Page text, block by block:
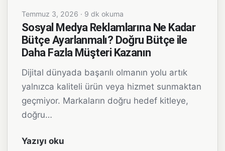
Temmuz 3, 2026 · 9 dk okuma
Sosyal Medya Reklamlarına Ne Kadar
Bütçe Ayarlanmalı? Doğru Bütçe ile
Daha Fazla Müşteri Kazanın
Dijital dünyada başarılı olmanın yolu artık
yalnızca kaliteli ürün veya hizmet sunmaktan
geçmiyor. Markaların doğru hedef kitleye,
doğru…
Yazıyı oku